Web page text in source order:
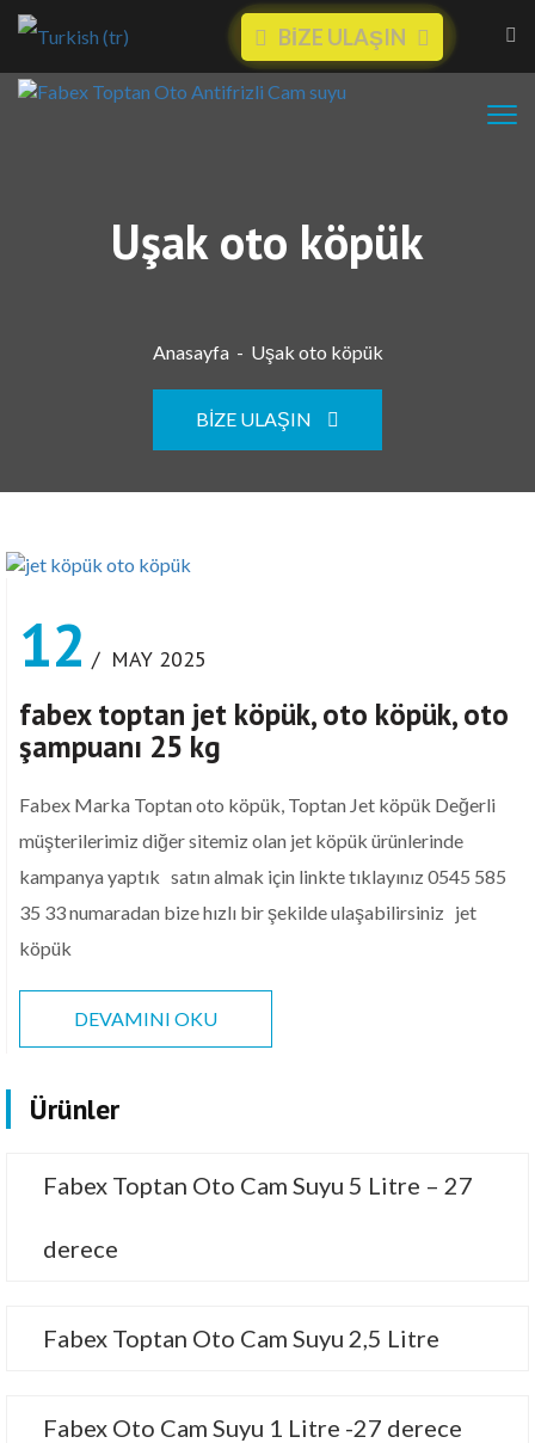
BİZE ULAŞIN
Uşak oto köpük
Anasayfa - Uşak oto köpük
BIZE ULAŞIN
12 / MAY 2025
fabex toptan jet köpük, oto köpük, oto
şampuanı 25 kg
Fabex Marka Toptan oto köpük, Toptan Jet köpük Değerli
müşterilerimiz diğer sitemiz olan jet köpük ürünlerinde
kampanya yaptık satın almak için linkte tıklayınız 0545 585
35 33 numaradan bize hızlı bir şekilde ulaşabilirsiniz jet
köpük
DEVAMINI OKU
Ürünler
Fabex Toptan Oto Cam Suyu 5 Litre – 27
derece
Fabex Toptan Oto Cam Suyu 2,5 Litre
Fabex Oto Cam Suyu 1 Litre -27 derece